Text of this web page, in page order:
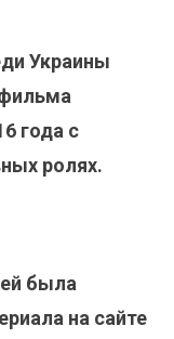
Украины
года с
ролях.
была
на сайте